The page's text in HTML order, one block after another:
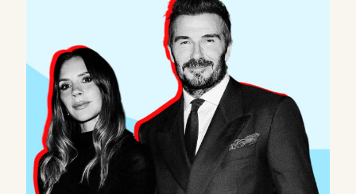
Facebook
Instagram
Youtube
TikTok
X(Twitter)